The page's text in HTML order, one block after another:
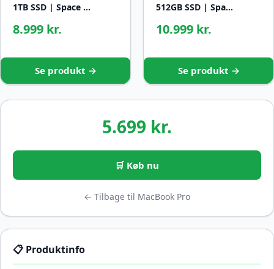
1TB SSD | Space …
8.999 kr.
Se produkt →
512GB SSD | Spa…
10.999 kr.
Se produkt →
5.699 kr.
🛒 Køb nu
← Tilbage til MacBook Pro
📋 Produktinfo